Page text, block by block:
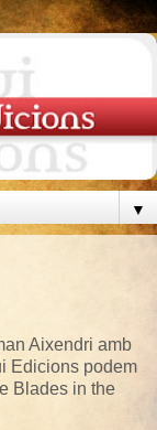
▼
Aixendri amb
Edicions podem
Blades in the